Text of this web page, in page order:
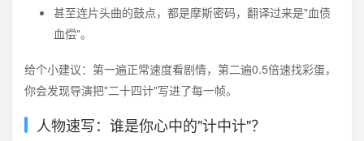
甚至连片头曲的鼓点，都是摩斯密码，翻译过来是"血债
血偿"。
给个小建议：第一遍正常速度看剧情，第二遍0.5倍速找彩蛋，
你会发现导演把"二十四计"写进了每一帧。
人物速写：谁是你心中的"计中计"？